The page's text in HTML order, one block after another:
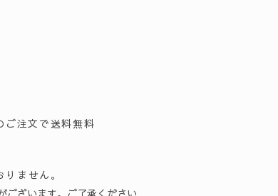
注文で送料無料
ません。
ございます。ご了承ください